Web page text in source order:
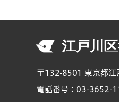
江戸川
〒132-8501 東京都江
電話番号：03-3652-